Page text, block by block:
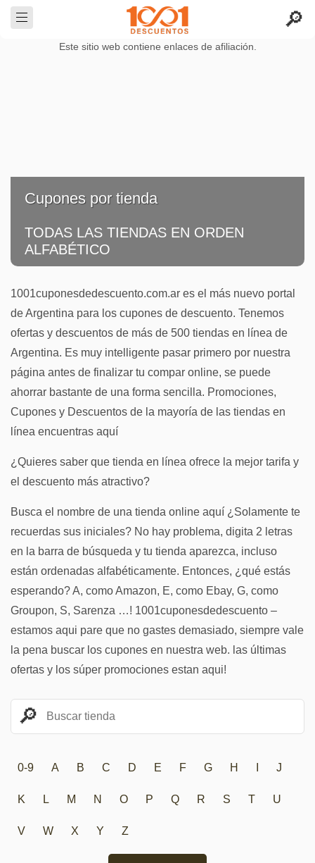
Este sitio web contiene enlaces de afiliación.
Cupones por tienda
TODAS LAS TIENDAS EN ORDEN
ALFABÉTICO
1001cuponesdedescuento.com.ar es el más nuevo portal
de Argentina para los cupones de descuento. Tenemos
ofertas y descuentos de más de 500 tiendas en línea de
Argentina. Es muy intelligente pasar primero por nuestra
página antes de finalizar tu compar online, se puede
ahorrar bastante de una forma sencilla. Promociones,
Cupones y Descuentos de la mayoría de las tiendas en
línea encuentras aquí
¿Quieres saber que tienda en línea ofrece la mejor tarifa y
el descuento más atractivo?
Busca el nombre de una tienda online aquí ¿Solamente te
recuerdas sus iniciales? No hay problema, digita 2 letras
en la barra de búsqueda y tu tienda aparezca, incluso
están ordenadas alfabéticamente. Entonces, ¿qué estás
esperando? A, como Amazon, E, como Ebay, G, como
Groupon, S, Sarenza …! 1001cuponesdedescuento –
estamos aqui pare que no gastes demasiado, siempre vale
la pena buscar los cupones en nuestra web. las últimas
ofertas y los súper promociones estan aqui!
0-9 A B C D E F G H J
K L M N O P Q R S T U
V W X Y Z